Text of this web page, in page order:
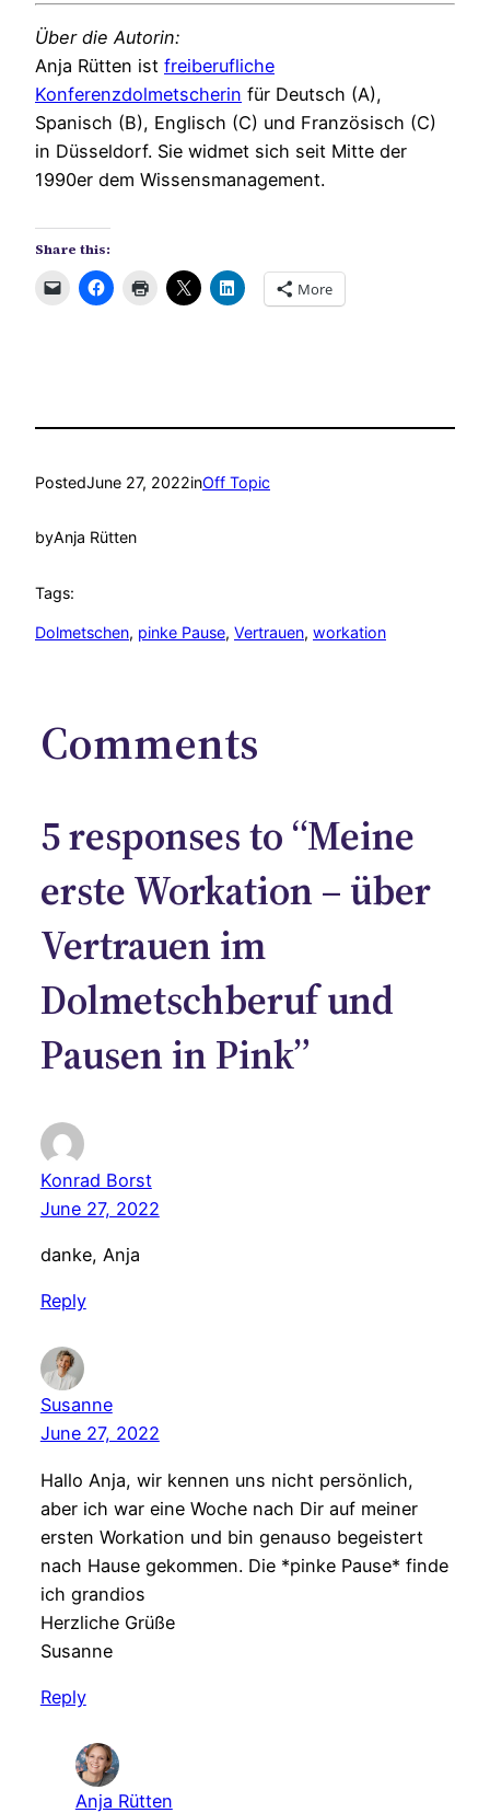
Über die Autorin:
Anja Rütten ist freiberufliche
Konferenzdolmetscherin für Deutsch (A),
Spanisch (B), Englisch (C) und Französisch (C)
in Düsseldorf. Sie widmet sich seit Mitte der
1990er dem Wissensmanagement.
Share this:
More
PostedJune 27, 2022inOff Topic
byAnja Rütten
Tags:
Dolmetschen, pinke Pause, Vertrauen, workation
Comments
5 responses to “Meine
erste Workation – über
Vertrauen im
Dolmetschberuf und
Pausen in Pink”
Konrad Borst
June 27, 2022
danke, Anja
Reply
Susanne
June 27, 2022
Hallo Anja, wir kennen uns nicht persönlich,
aber ich war eine Woche nach Dir auf meiner
ersten Workation und bin genauso begeistert
nach Hause gekommen. Die *pinke Pause* finde
ich grandios
Herzliche Grüße
Susanne
Reply
Anja Rütten